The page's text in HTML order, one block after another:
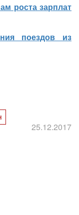
роста зарплат
поездов из
25.12.2017